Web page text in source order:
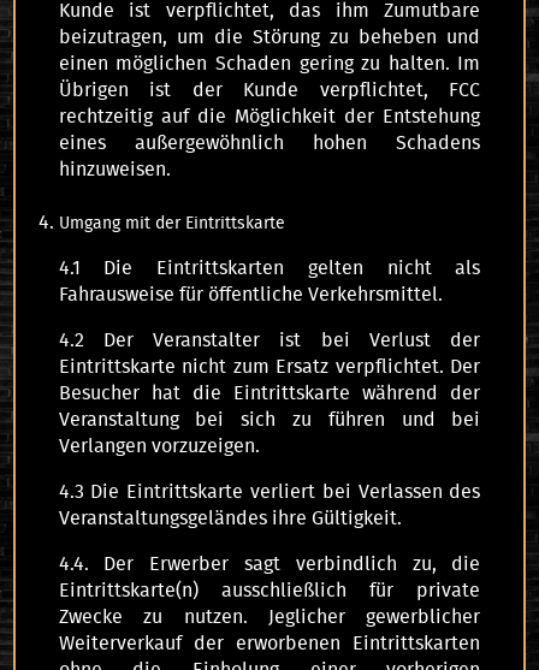
Kunde ist verpflichtet, das ihm Zumutbare
beizutragen, um die Störung zu beheben und
einen möglichen Schaden gering zu halten. Im
Übrigen ist der Kunde verpflichtet, FCC
rechtzeitig auf die Möglichkeit der Entstehung
eines außergewöhnlich hohen Schadens
hinzuweisen.
Umgang mit der Eintrittskarte
4.1 Die Eintrittskarten gelten nicht als
Fahrausweise für öffentliche Verkehrsmittel.
4.2 Der Veranstalter ist bei Verlust der
Eintrittskarte nicht zum Ersatz verpflichtet. Der
Besucher hat die Eintrittskarte während der
Veranstaltung bei sich zu führen und bei
Verlangen vorzuzeigen.
4.3 Die Eintrittskarte verliert bei Verlassen des
Veranstaltungsgeländes ihre Gültigkeit.
4.4. Der Erwerber sagt verbindlich zu, die
Eintrittskarte(n) ausschließlich für private
Zwecke zu nutzen. Jeglicher gewerblicher
Weiterverkauf der erworbenen Eintrittskarten